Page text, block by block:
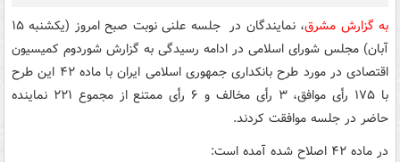
به گزارش مشرق
، نمایندگان در جلسه علنی نوبت صبح امروز (یکشنبه ۱۵
آبان) مجلس شورای اسلامی در ادامه رسیدگی به گزارش شوردوم کمیسیون
اقتصادی در مورد طرح بانکداری جمهوری اسلامی ایران با ماده ۴۲ این طرح
با ۱۷۵ رأی موافق، ۳ رأی مخالف و ۶ رأی ممتنع از مجموع ۲۲۱ نماینده
حاضر در جلسه موافقت کردند.
در ماده ۴۲ اصلاح شده آمده است: